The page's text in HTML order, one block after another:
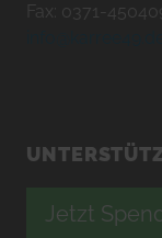
Fax: 0371-
Jetzt